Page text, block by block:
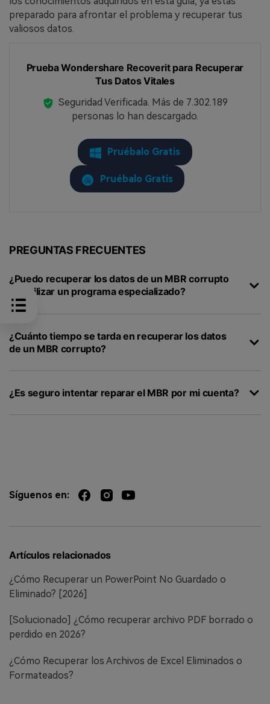
preparado para afrontar el problema y recuperar tus
valiosos datos.
󠀰Prueba Wondershare Recoverit para Recuperar
Tus Datos Vitales
Seguridad Verificada. Más de 7.302.189
personas lo han descargado.
Pruébalo Gratis
Pruébalo Gratis
PREGUNTAS FRECUENTES
¿Puedo recuperar los datos de un MBR corrupto
sin utilizar un programa especializado?󠀲󠀡󠀩󠀣󠀡󠀩󠀣󠀨󠀦󠀳
¿Cuánto tiempo se tarda en recuperar los datos
de un MBR corrupto?
¿Es seguro intentar reparar el MBR por mi cuenta?
Síguenos en:
Artículos relacionados
¿Cómo Recuperar un PowerPoint No Guardado o
Eliminado? [2026]
[Solucionado] ¿Cómo recuperar archivo PDF borrado o
perdido en 2026?
¿Cómo Recuperar los Archivos de Excel Eliminados o
Formateados?